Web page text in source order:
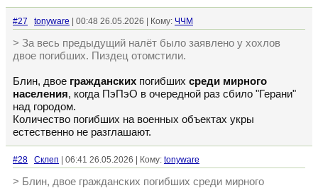
#27 tonyware | 00:48 26.05.2026 | Кому: ЧЧМ
> За весь предыдущий налёт было заявлено у хохлов
двое погибших. Пиздец отомстили.
Блин, двое гражданских погибших среди мирного
населения, когда ПэПэО в очередной раз сбило "Герани"
над городом.
Количество погибших на военных объектах укры
естественно не разглашают.
#28 Склеп | 06:41 26.05.2026 | Кому: tonyware
> Блин, двое гражданских погибших среди мирного